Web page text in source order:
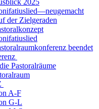
der Zielgeraden
beendet
Pastoralräume
A-F
G-L